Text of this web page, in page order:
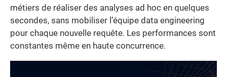
métiers de réaliser des analyses ad hoc en quelques
secondes, sans mobiliser l’équipe data engineering
pour chaque nouvelle requête. Les performances sont
constantes même en haute concurrence.